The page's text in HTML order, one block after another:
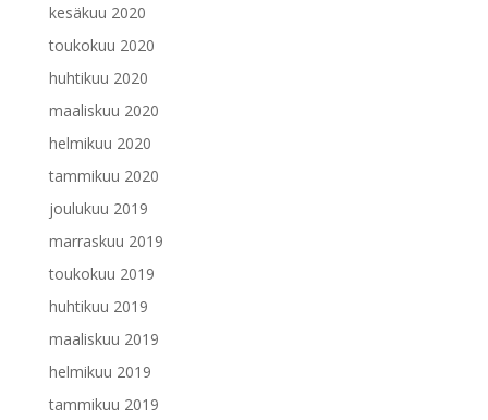
kesäkuu 2020
toukokuu 2020
huhtikuu 2020
maaliskuu 2020
helmikuu 2020
tammikuu 2020
joulukuu 2019
marraskuu 2019
toukokuu 2019
huhtikuu 2019
maaliskuu 2019
helmikuu 2019
tammikuu 2019